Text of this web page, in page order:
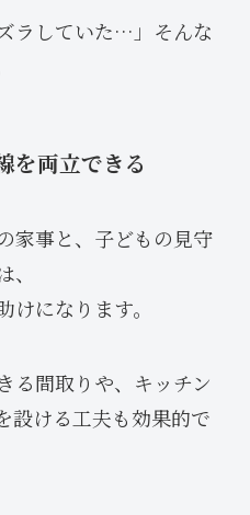
ラしていた…」そんな
を両立できる
家事と、子どもの見守
になります。
る間取りや、キッチン
設ける工夫も効果的で